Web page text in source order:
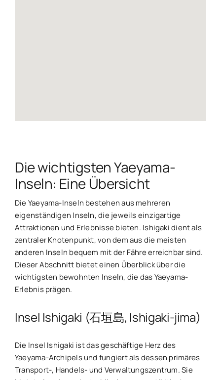
Die wichtigsten Yaeyama-
Inseln: Eine Übersicht
Die Yaeyama-Inseln bestehen aus mehreren
eigenständigen Inseln, die jeweils einzigartige
Attraktionen und Erlebnisse bieten. Ishigaki dient als
zentraler Knotenpunkt, von dem aus die meisten
anderen Inseln bequem mit der Fähre erreichbar sind.
Dieser Abschnitt bietet einen Überblick über die
wichtigsten bewohnten Inseln, die das Yaeyama-
Erlebnis prägen.
Insel Ishigaki (石垣島, Ishigaki-jima)
Die Insel Ishigaki ist das geschäftige Herz des
Yaeyama-Archipels und fungiert als dessen primäres
Transport-, Handels- und Verwaltungszentrum. Sie